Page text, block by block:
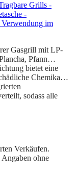
Grills -
-
im
Gasgrill mit LP-
Pfann…
bietet eine
Chemika…
sodass alle
Verkäufen.
ohne